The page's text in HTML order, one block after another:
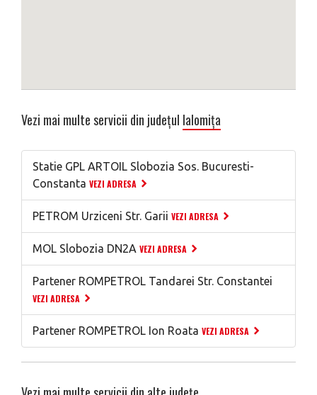
Vezi mai multe servicii din județul Ialomița
Statie GPL ARTOIL Slobozia Sos. Bucuresti-
Constanta VEZI ADRESA
PETROM Urziceni Str. Garii VEZI ADRESA
MOL Slobozia DN2A VEZI ADRESA
Partener ROMPETROL Tandarei Str. Constantei
VEZI ADRESA
Partener ROMPETROL Ion Roata VEZI ADRESA